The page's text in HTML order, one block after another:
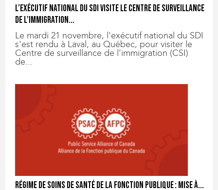
L’exécutif national du SDI visite le Centre de surveillance
de l’immigration...
Le mardi 21 novembre, l'exécutif national du SDI
s'est rendu à Laval, au Québec, pour visiter le
Centre de surveillance de l'immigration (CSI)
de...
Régime de soins de santé de la fonction publique : mise à...